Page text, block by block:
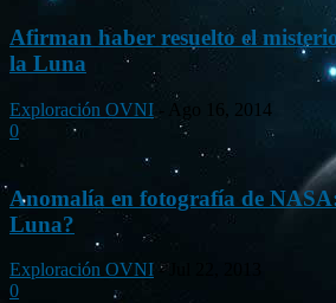
Afirman haber resuelto el
la Luna
Exploración OVNI
Ago 16, 2014
0
Anomalía en fotografía de
Luna?
Exploración OVNI -
0